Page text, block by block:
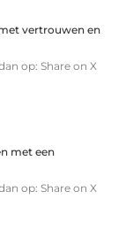
vertrouwen en
op: Share on X
met een
op: Share on X